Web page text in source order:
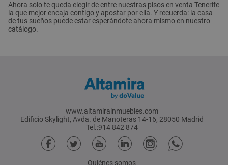
Ahora solo te queda elegir de entre nuestras pisos en venta Tenerife
la que mejor encaja contigo y apostar por ella. Y recuerda: la casa
de tus sueños puede estar esperándote ahora mismo en nuestro
catálogo.
www.altamirainmuebles.com
Edificio Skylight, Avda. de Manoteras 14-16, 28050 Madrid
Tel.:914 842 874
Quiénes somos